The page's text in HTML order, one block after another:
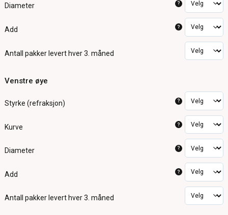
Diameter ?
Add ?
Antall pakker levert hver 3. måned
Venstre øye
Styrke (refraksjon) ?
Kurve ?
Diameter ?
Add ?
Antall pakker levert hver 3. måned